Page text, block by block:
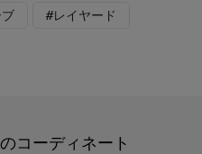
#レイヤード
コーディネート